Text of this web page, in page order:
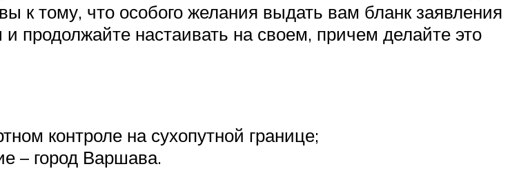
к тому, что особого желания выдать вам бланк заявления
продолжайте настаивать на своем, причем делайте это
контроле на сухопутной границе;
– город Варшава.